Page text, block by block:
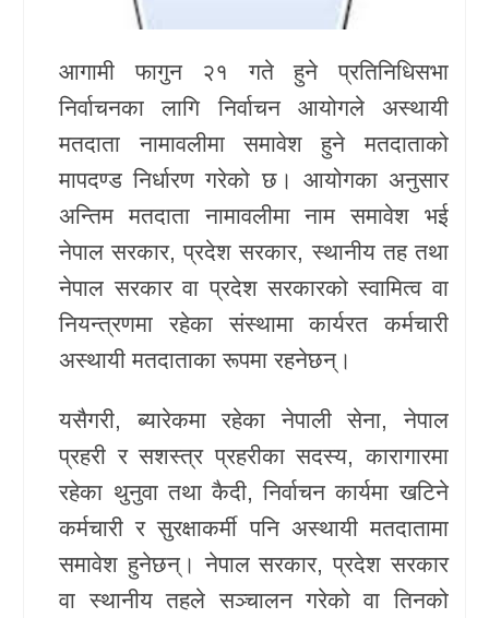
शिक्षा
स्वास्थ्य
खेलकुद
Unicode
आगामी फागुन २१ गते हुने प्रतिनिधिसभा
निर्वाचनका लागि निर्वाचन आयोगले अस्थायी
मतदाता नामावलीमा समावेश हुने मतदाताको
मापदण्ड निर्धारण गरेको छ। आयोगका अनुसार
अन्तिम मतदाता नामावलीमा नाम समावेश भई
नेपाल सरकार, प्रदेश सरकार, स्थानीय तह तथा
नेपाल सरकार वा प्रदेश सरकारको स्वामित्व वा
नियन्त्रणमा रहेका संस्थामा कार्यरत कर्मचारी
अस्थायी मतदाताका रूपमा रहनेछन्।
यसैगरी, ब्यारेकमा रहेका नेपाली सेना, नेपाल
प्रहरी र सशस्त्र प्रहरीका सदस्य, कारागारमा
रहेका थुनुवा तथा कैदी, निर्वाचन कार्यमा खटिने
कर्मचारी र सुरक्षाकर्मी पनि अस्थायी मतदातामा
समावेश हुनेछन्। नेपाल सरकार, प्रदेश सरकार
वा स्थानीय तहले सञ्चालन गरेको वा तिनको